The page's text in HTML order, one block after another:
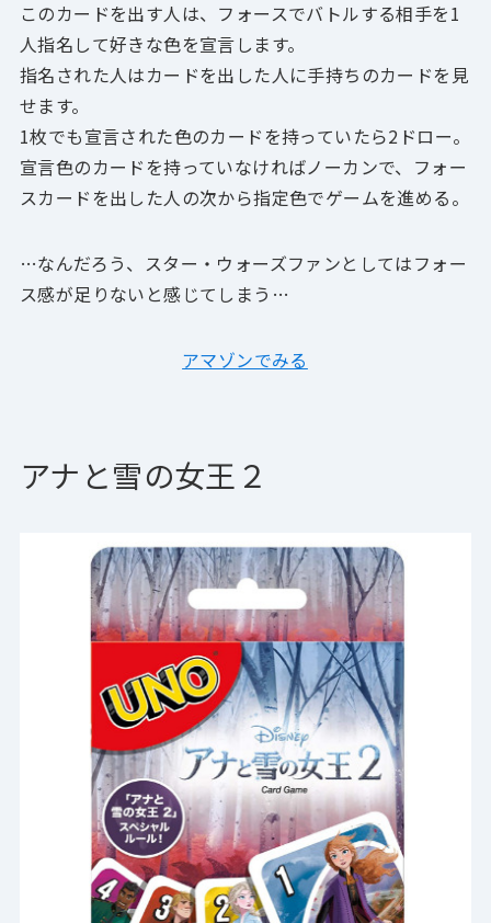
このカードを出す人は、フォースでバトルする相手を1
人指名して好きな色を宣言します。
指名された人はカードを出した人に手持ちのカードを見
せます。
1枚でも宣言された色のカードを持っていたら2ドロー。
宣言色のカードを持っていなければノーカンで、フォー
スカードを出した人の次から指定色でゲームを進める。
…なんだろう、スター・ウォーズファンとしてはフォー
ス感が足りないと感じてしまう…
アマゾンでみる
アナと雪の女王２